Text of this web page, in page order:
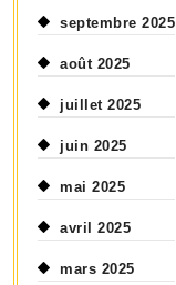
septembre 2025
août 2025
juillet 2025
juin 2025
mai 2025
avril 2025
mars 2025